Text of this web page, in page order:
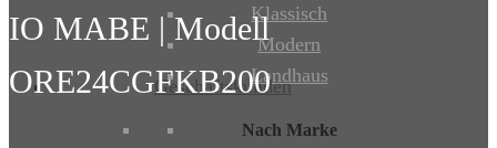
Klassisch
Modern
Landhaus
Nach Marke
Geschäftskunden
IO MABE | Modell
ORE24CGFKB200